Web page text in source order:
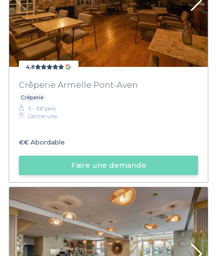
4,8
Crêperie Armelle Pont-Aven
Crêperie
5 - 100 pers.
Centre-ville
€€ Abordable
Faire une demande